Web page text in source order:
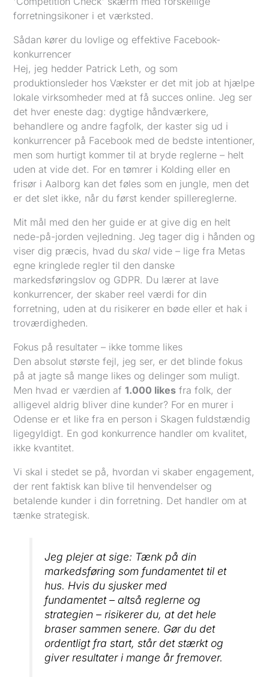
Sådan kører du lovlige og effektive Facebook-
konkurrencer
Hej, jeg hedder Patrick Leth, og som
produktionsleder hos Vækster er det mit job at hjælpe
lokale virksomheder med at få succes online. Jeg ser
det hver eneste dag: dygtige håndværkere,
behandlere og andre fagfolk, der kaster sig ud i
konkurrencer på Facebook med de bedste intentioner,
men som hurtigt kommer til at bryde reglerne – helt
uden at vide det. For en tømrer i Kolding eller en
frisør i Aalborg kan det føles som en jungle, men det
er det slet ikke, når du først kender spillereglerne.
Mit mål med den her guide er at give dig en helt
nede-på-jorden vejledning. Jeg tager dig i hånden og
viser dig præcis, hvad duskal vide – lige fra Metas
egne kringlede regler til den danske
markedsføringslov og GDPR. Du lærer at lave
konkurrencer, der skaber reel værdi for din
forretning, uden at du risikerer en bøde eller et hak i
troværdigheden.
Fokus på resultater – ikke tomme likes
Den absolut største fejl, jeg ser, er det blinde fokus
på at jagte så mange likes og delinger som muligt.
Men hvad er værdien af1.000 likes fra folk, der
alligevel aldrig bliver dine kunder? For en murer i
Odense er et like fra en person i Skagen fuldstændig
ligegyldigt. En god konkurrence handler om kvalitet,
ikke kvantitet.
Vi skal i stedet se på, hvordan vi skaber engagement,
der rent faktisk kan blive til henvendelser og
betalende kunder i din forretning. Det handler om at
tænke strategisk.
Jeg plejer at sige: Tænk på din
markedsføring som fundamentet til et
hus. Hvis du sjusker med
fundamentet – altså reglerne og
strategien – risikerer du, at det hele
braser sammen senere. Gør du det
ordentligt fra start, står det stærkt og
giver resultater i mange år fremover.